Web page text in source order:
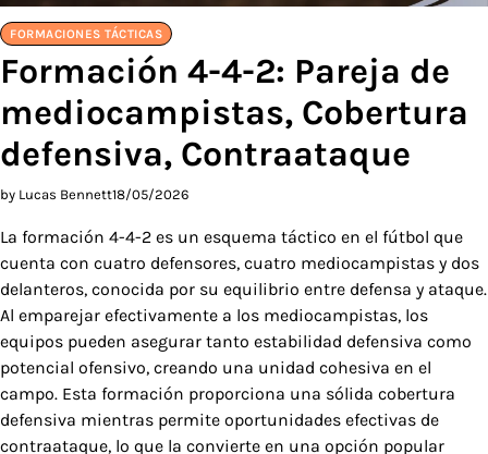
FORMACIONES TÁCTICAS
Formación 4-4-2: Pareja de
mediocampistas, Cobertura
defensiva, Contraataque
by Lucas Bennett18/05/2026
La formación 4-4-2 es un esquema táctico en el fútbol que
cuenta con cuatro defensores, cuatro mediocampistas y dos
delanteros, conocida por su equilibrio entre defensa y ataque.
Al emparejar efectivamente a los mediocampistas, los
equipos pueden asegurar tanto estabilidad defensiva como
potencial ofensivo, creando una unidad cohesiva en el
campo. Esta formación proporciona una sólida cobertura
defensiva mientras permite oportunidades efectivas de
contraataque, lo que la convierte en una opción popular